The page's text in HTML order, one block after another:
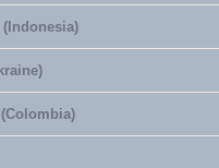
(Indonesia)